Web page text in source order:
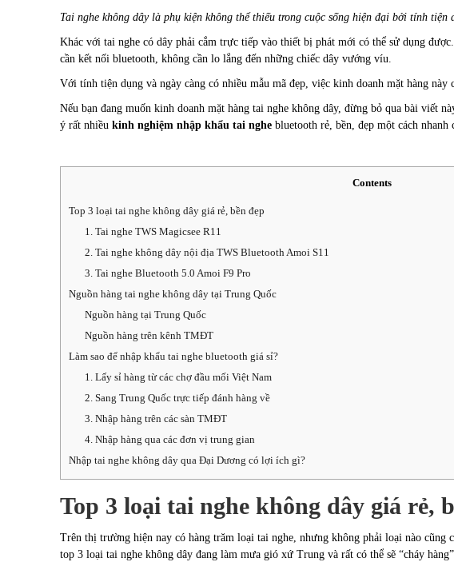
Tai nghe không dây là phụ kiện không thể thiếu trong cuộc sống hiện đại bởi tính tiện
Khác với tai nghe có dây phải cắm trực tiếp vào thiết bị phát mới có thể sử dụng
cần kết nối bluetooth, không cần lo lắng đến những chiếc dây vướng víu.
Với tính tiện dụng và ngày càng có nhiều mẫu mã đẹp, việc kinh doanh mặt hàng này
Nếu bạn đang muốn kinh doanh mặt hàng tai nghe không dây, đừng bỏ qua bài viết
ý rất nhiều kinh nghiệm nhập khẩu tai nghe bluetooth rẻ, bền, đẹp một cách
Contents
Top 3 loại tai nghe không dây giá rẻ, bền đẹp
1. Tai nghe TWS Magicsee R11
2. Tai nghe không dây nội địa TWS Bluetooth Amoi S11
3. Tai nghe Bluetooth 5.0 Amoi F9 Pro
Nguồn hàng tai nghe không dây tại Trung Quốc
Nguồn hàng tại Trung Quốc
Nguồn hàng trên kênh TMĐT
Làm sao để nhập khẩu tai nghe bluetooth giá sỉ?
1. Lấy sỉ hàng từ các chợ đầu mối Việt Nam
2. Sang Trung Quốc trực tiếp đánh hàng về
3. Nhập hàng trên các sàn TMĐT
4. Nhập hàng qua các đơn vị trung gian
Nhập tai nghe không dây qua Đại Dương có lợi ích gì?
Top 3 loại tai nghe không dây giá rẻ,
Trên thị trường hiện nay có hàng trăm loại tai nghe, nhưng không phải loại nào cũng
top 3 loại tai nghe không dây đang làm mưa gió xứ Trung và rất có thể sẽ “cháy